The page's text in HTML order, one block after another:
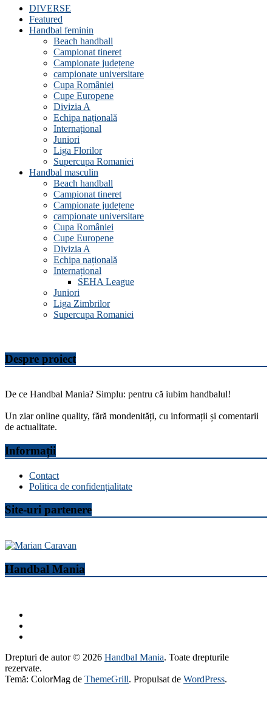
DIVERSE
Featured
Handbal feminin
Beach handball
Campionat tineret
Campionate județene
campionate universitare
Cupa României
Cupe Europene
Divizia A
Echipa națională
Internațional
Juniori
Liga Florilor
Supercupa Romaniei
Handbal masculin
Beach handball
Campionat tineret
Campionate județene
campionate universitare
Cupa României
Cupe Europene
Divizia A
Echipa națională
Internațional
SEHA League
Juniori
Liga Zimbrilor
Supercupa Romaniei
Despre proiect
De ce Handbal Mania? Simplu: pentru că iubim handbalul!
Un ziar online quality, fără mondenități, cu informații și comentarii
de actualitate.
Informații
Contact
Politica de confidențialitate
Site-uri partenere
Handbal Mania
Drepturi de autor © 2026 Handbal Mania. Toate drepturile
rezervate.
Temă: ColorMag de ThemeGrill. Propulsat de WordPress.